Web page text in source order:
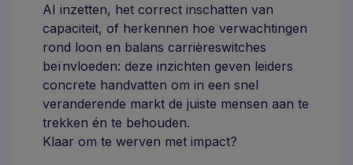
AI inzetten, het correct inschatten van
capaciteit, of herkennen hoe verwachtingen
rond loon en balans carrièreswitches
beïnvloeden: deze inzichten geven leiders
concrete handvatten om in een snel
veranderende markt de juiste mensen aan te
trekken én te behouden.
Klaar om te werven met impact?